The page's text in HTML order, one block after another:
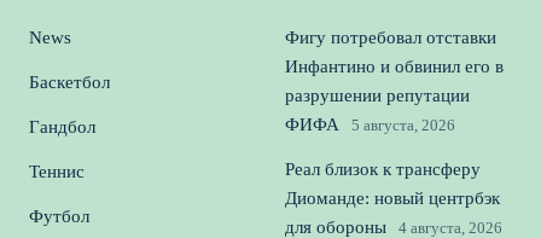
News
Баскетбол
Гандбол
Теннис
Футбол
Фигу потребовал отставки
Инфантино и обвинил его в
разрушении репутации
ФИФА
5 августа, 2026
Реал близок к трансферу
Диоманде: новый центрбэк
для обороны
4 августа, 2026